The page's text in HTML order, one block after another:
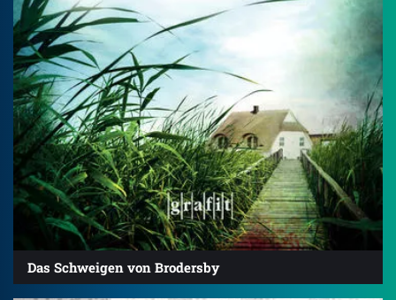
Das Schweigen von Brodersby